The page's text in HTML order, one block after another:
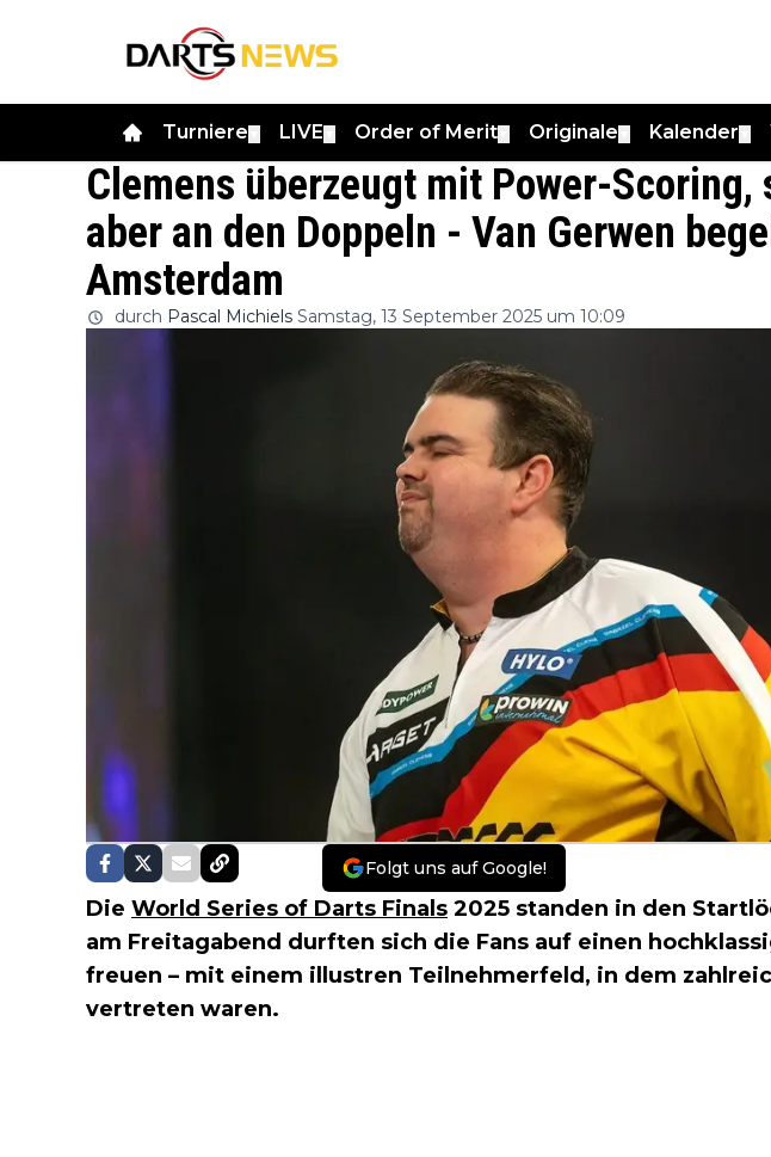
Turniere LIVE Order of Merit Originale Kalender
Clemens überzeugt mit Power-
aber an den Doppeln - Van Gerwen
Amsterdam
durch Pascal Michiels Samstag, 13 September 2025 um 10:09
Folgt uns auf Google!
Die World Series of Darts Finals 2025 standen in den
am Freitagabend durften sich die Fans auf einen
freuen – mit einem illustren Teilnehmerfeld, in dem
vertreten waren.